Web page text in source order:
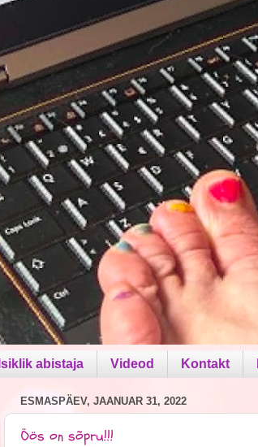
Isiklik abistaja Videod Kontakt
ESMASPÄEV, JAANUAR 31, 2022
Öös on sõpru!!!